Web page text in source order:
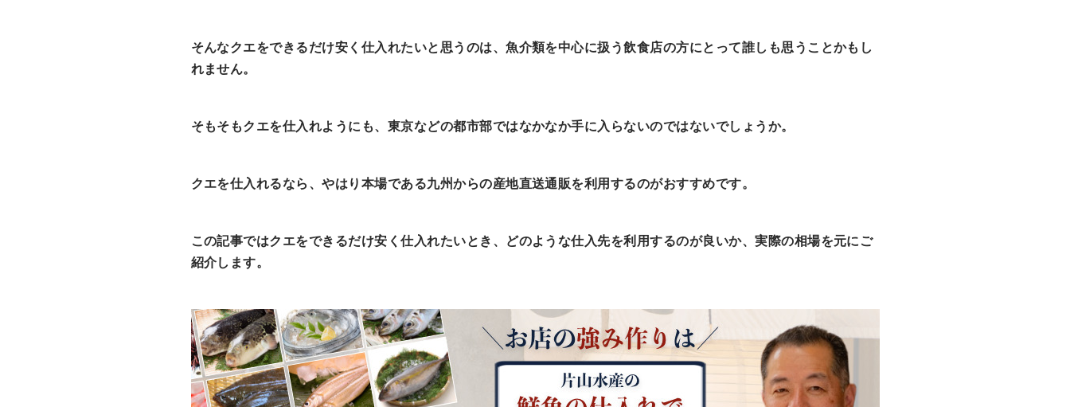
そんなクエをできるだけ安く仕入れたいと思うのは、魚介類を中心に扱う飲食店の方にとって誰しも思うことかもし
れません。
そもそもクエを仕入れようにも、東京などの都市部ではなかなか手に入らないのではないでしょうか。
クエを仕入れるなら、やはり本場である九州からの産地直送通販を利用するのがおすすめです。
この記事ではクエをできるだけ安く仕入れたいとき、どのような仕入先を利用するのが良いか、実際の相場を元にご
紹介します。